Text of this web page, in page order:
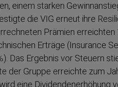
einem starken
die VIG erneut ihre
Prämien erreichten
Erträge (Insurance
Das Ergebnis vor Steuern
der Gruppe erreichte zum
eine Dividen­den­er­höhung